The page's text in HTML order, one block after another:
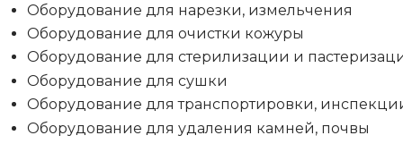
Оборудование для нарезки, измельчения
Оборудование для очистки кожуры
Оборудование для стерилизации и
Оборудование для сушки
Оборудование для транспортировки,
Оборудование для удаления камней, почвы